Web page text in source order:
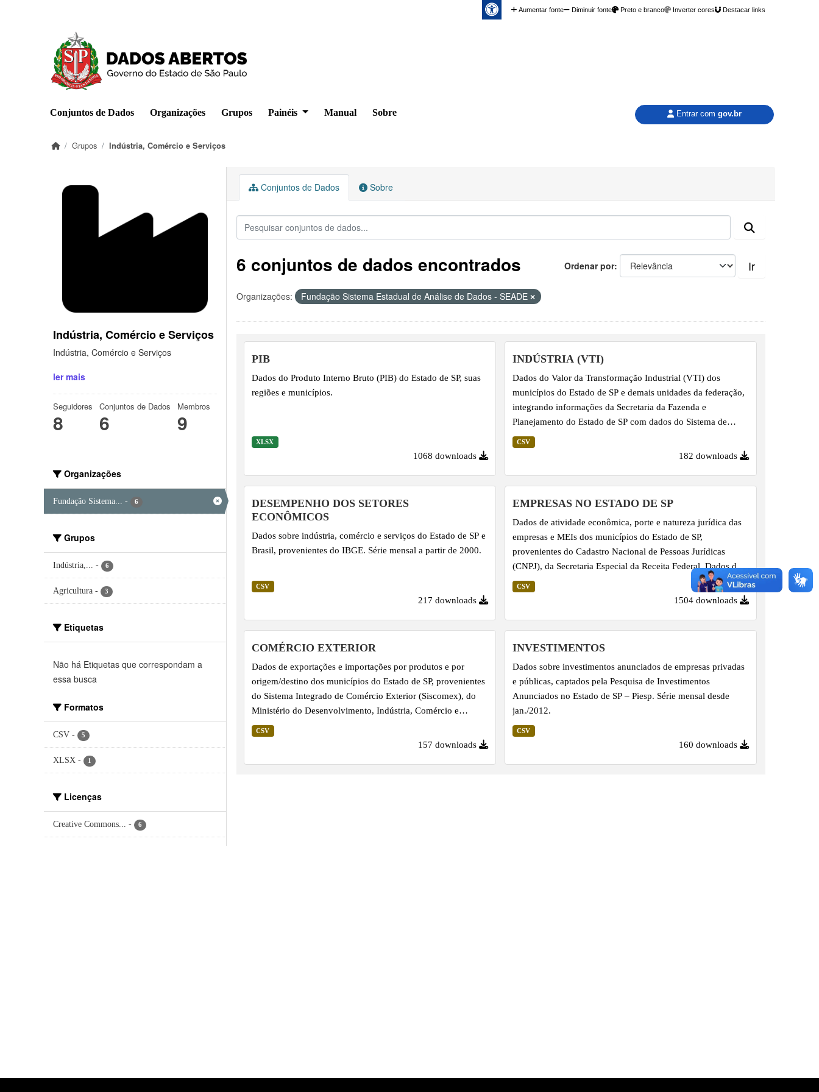
Aumentar fonte Diminuir fonte Preto e branco Inverter cores Destacar links
Conjuntos de Dados Organizações Grupos Painéis Manual Sobre Entrar com gov.br
Grupos Indústria, Comércio e Serviços
Indústria, Comércio e Serviços
Indústria, Comércio e Serviços
ler mais
Seguidores
8
Conjuntos de Dados
6
Membros
9
Organizações
Fundação Sistema... - 6
Grupos
Indústria,... - 6
Agricultura - 3
Etiquetas
Não há Etiquetas que correspondam a
essa busca
Formatos
CSV - 5
XLSX - 1
Licenças
Creative Commons... - 6
Conjuntos de Dados Sobre
Ordenar por Ir
6 conjuntos de dados encontrados
Organizações: Fundação Sistema Estadual de Análise de Dados - SEADE
PIB
Dados do Produto Interno Bruto (PIB) do Estado de SP, suas
regiões e municípios.
XLSX
1068 downloads
INDÚSTRIA (VTI)
Dados do Valor da Transformação Industrial (VTI) dos
municípios do Estado de SP e demais unidades da federação,
integrando informações da Secretaria da Fazenda e
Planejamento do Estado de SP com dados do Sistema de
Contas Regionais, do IBGE. Série anual a partir de 2002.
CSV
182 downloads
DESEMPENHO DOS SETORES
ECONÔMICOS
Dados sobre indústria, comércio e serviços do Estado de SP e
Brasil, provenientes do IBGE. Série mensal a partir de 2000.
CSV
217 downloads
EMPRESAS NO ESTADO DE SP
Dados de atividade econômica, porte e natureza jurídica das
empresas e MEIs dos municípios do Estado de SP,
provenientes do Cadastro Nacional de Pessoas Jurídicas
(CNPJ), da Secretaria Especial da Receita Federal. Dados do
ano corrente.
CSV
1504 downloads
COMÉRCIO EXTERIOR
Dados de exportações e importações por produtos e por
origem/destino dos municípios do Estado de SP, provenientes
do Sistema Integrado de Comércio Exterior (Siscomex), do
Ministério do Desenvolvimento, Indústria, Comércio e
Serviços (MDIC). Série anual referente aos últimos dez anos.
CSV
157 downloads
INVESTIMENTOS
Dados sobre investimentos anunciados de empresas privadas
e públicas, captados pela Pesquisa de Investimentos
Anunciados no Estado de SP – Piesp. Série mensal desde
jan./2012.
CSV
160 downloads